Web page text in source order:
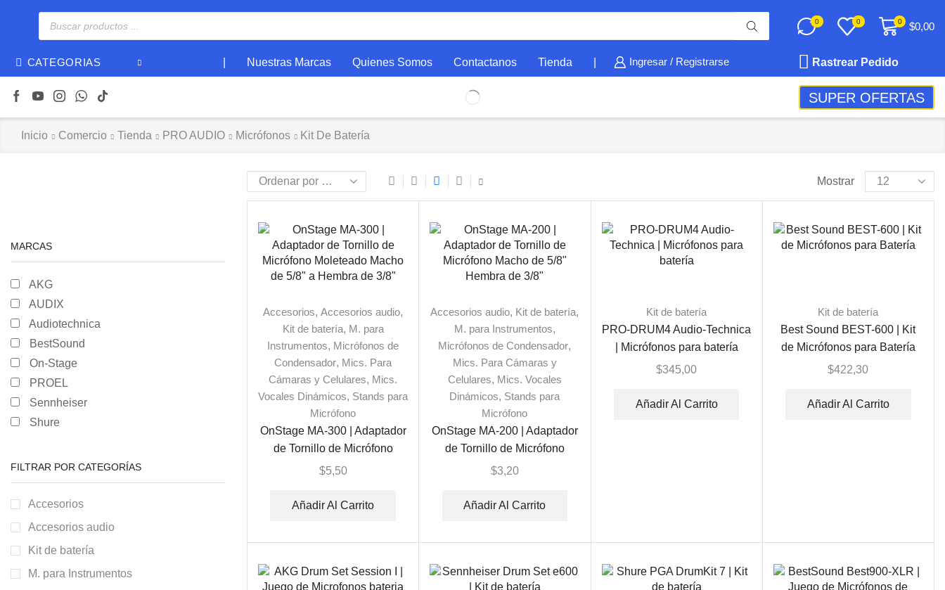
0 0 0 $0,00
CATEGORIAS | Nuestras Marcas Quienes Somos Contactanos Tienda | Ingresar / Registrarse Rastrear Pedido
SUPER OFERTAS
Inicio Comercio Tienda PRO AUDIO Micrófonos Kit De Batería
Mostrar
Accesorios,Accesorios audio,
Kit de batería, M. para
Instrumentos, Micrófonos de
Condensador, Mics. Para
Cámaras y Celulares, Mics.
Vocales Dinámicos, Stands para
Micrófono
OnStage MA-300 | Adaptador
de Tornillo de Micrófono
Moleteado Macho de 5/8″ a
$5,50
Añadir Al Carrito
Accesorios audio, Kit de batería,
M. para Instrumentos,
Micrófonos de Condensador,
Mics. Para Cámaras y
Celulares, Mics. Vocales
Dinámicos, Stands para
Micrófono
OnStage MA-200 | Adaptador
de Tornillo de Micrófono
Macho de 5/8″ Hembra de
$3,20
Añadir Al Carrito
Kit de batería
PRO-DRUM4 Audio-Technica
| Micrófonos para batería
$345,00
Añadir Al Carrito
Kit de batería
Best Sound BEST-600 | Kit
de Micrófonos para Batería
$422,30
Añadir Al Carrito
MARCAS
AKG
AUDIX
Audiotechnica
BestSound
On-Stage
PROEL
Sennheiser
Shure
FILTRAR POR CATEGORÍAS
Accesorios
Accesorios audio
Kit de batería
M. para Instrumentos